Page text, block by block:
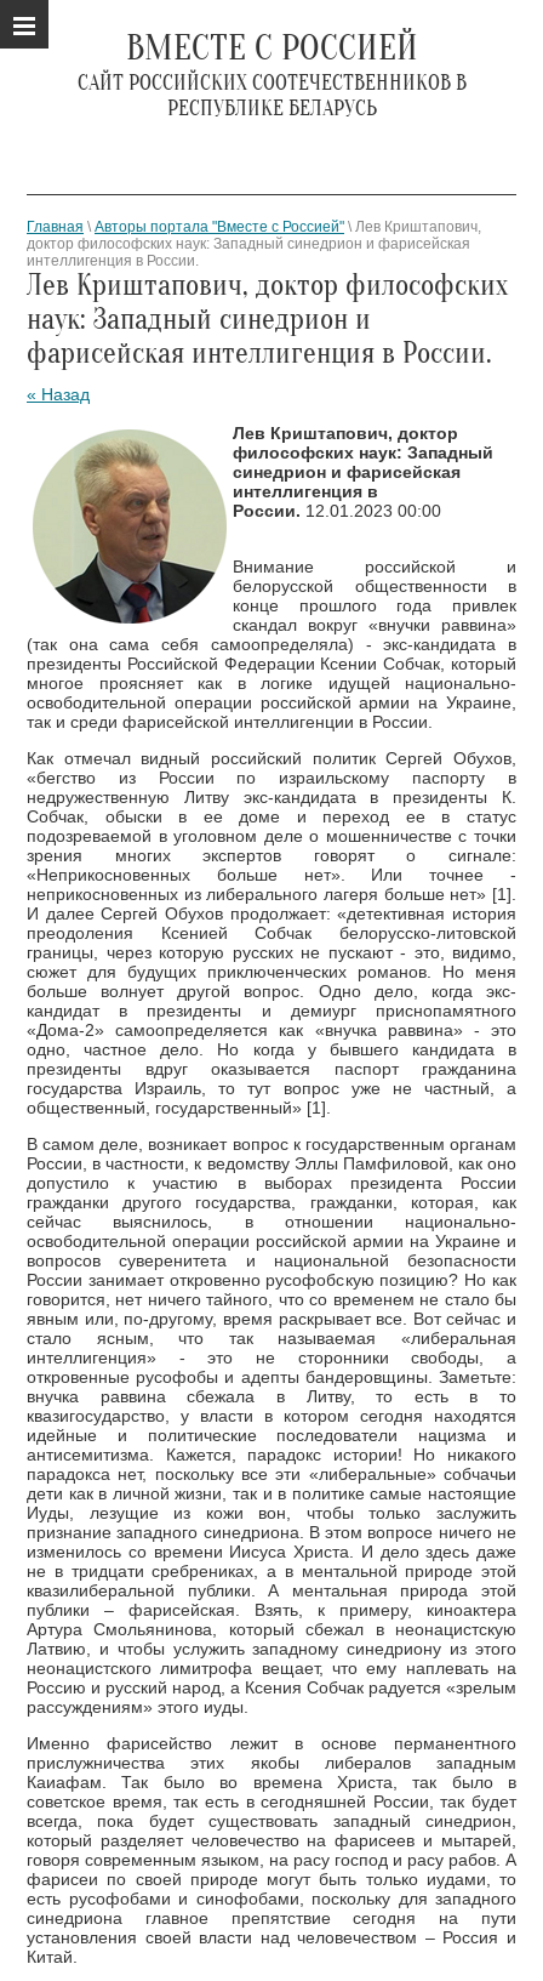
ВМЕСТЕ С РОССИЕЙ
САЙТ РОССИЙСКИХ СООТЕЧЕСТВЕННИКОВ В
РЕСПУБЛИКЕ БЕЛАРУСЬ
Главная \Авторы портала "Вместе с Россией" \ Лев Криштапович,
доктор философских наук: Западный синедрион и фарисейская
интеллигенция в России.
Лев Криштапович, доктор философских
наук: Западный синедрион и
фарисейская интеллигенция в России.
« Назад
Лев Криштапович, доктор
философских наук: Западный
синедрион и фарисейская
интеллигенция в
России. 12.01.2023 00:00
Внимание российской и
белорусской общественности в
конце прошлого года привлек
скандал вокруг «внучки раввина»
(так она сама себя самоопределяла) - экс-кандидата в
президенты Российской Федерации Ксении Собчак, который
многое проясняет как в логике идущей национально-
освободительной операции российской армии на Украине,
так и среди фарисейской интеллигенции в России.
Как отмечал видный российский политик Сергей Обухов,
«бегство из России по израильскому паспорту в
недружественную Литву экс-кандидата в президенты К.
Собчак, обыски в ее доме и переход ее в статус
подозреваемой в уголовном деле о мошенничестве с точки
зрения многих экспертов говорят о сигнале:
«Неприкосновенных больше нет». Или точнее -
неприкосновенных из либерального лагеря больше нет» [1].
И далее Сергей Обухов продолжает: «детективная история
преодоления Ксенией Собчак белорусско-литовской
границы, через которую русских не пускают - это, видимо,
сюжет для будущих приключенческих романов. Но меня
больше волнует другой вопрос. Одно дело, когда экс-
кандидат в президенты и демиург приснопамятного
«Дома-2» самоопределяется как «внучка раввина» - это
одно, частное дело. Но когда у бывшего кандидата в
президенты вдруг оказывается паспорт гражданина
государства Израиль, то тут вопрос уже не частный, а
общественный, государственный» [1].
В самом деле, возникает вопрос к государственным органам
России, в частности, к ведомству Эллы Памфиловой, как оно
допустило к участию в выборах президента России
гражданки другого государства, гражданки, которая, как
сейчас выяснилось, в отношении национально-
освободительной операции российской армии на Украине и
вопросов суверенитета и национальной безопасности
России занимает откровенно русофобскую позицию? Но как
говорится, нет ничего тайного, что со временем не стало бы
явным или, по-другому, время раскрывает все. Вот сейчас и
стало ясным, что так называемая «либеральная
интеллигенция» - это не сторонники свободы, а
откровенные русофобы и адепты бандеровщины. Заметьте:
внучка раввина сбежала в Литву, то есть в то
квазигосударство, у власти в котором сегодня находятся
идейные и политические последователи нацизма и
антисемитизма. Кажется, парадокс истории! Но никакого
парадокса нет, поскольку все эти «либеральные» собчачьи
дети как в личной жизни, так и в политике самые настоящие
Иуды, лезущие из кожи вон, чтобы только заслужить
признание западного синедриона. В этом вопросе ничего не
изменилось со времени Иисуса Христа. И дело здесь даже
не в тридцати сребрениках, а в ментальной природе этой
квазилиберальной публики. А ментальная природа этой
публики – фарисейская. Взять, к примеру, киноактера
Артура Смольянинова, который сбежал в неонацистскую
Латвию, и чтобы услужить западному синедриону из этого
неонацистского лимитрофа вещает, что ему наплевать на
Россию и русский народ, а Ксения Собчак радуется «зрелым
рассуждениям» этого иуды.
Именно фарисейство лежит в основе перманентного
прислужничества этих якобы либералов западным
Каиафам. Так было во времена Христа, так было в
советское время, так есть в сегодняшней России, так будет
всегда, пока будет существовать западный синедрион,
который разделяет человечество на фарисеев и мытарей,
говоря современным языком, на расу господ и расу рабов. А
фарисеи по своей природе могут быть только иудами, то
есть русофобами и синофобами, поскольку для западного
синедриона главное препятствие сегодня на пути
установления своей власти над человечеством – Россия и
Китай.